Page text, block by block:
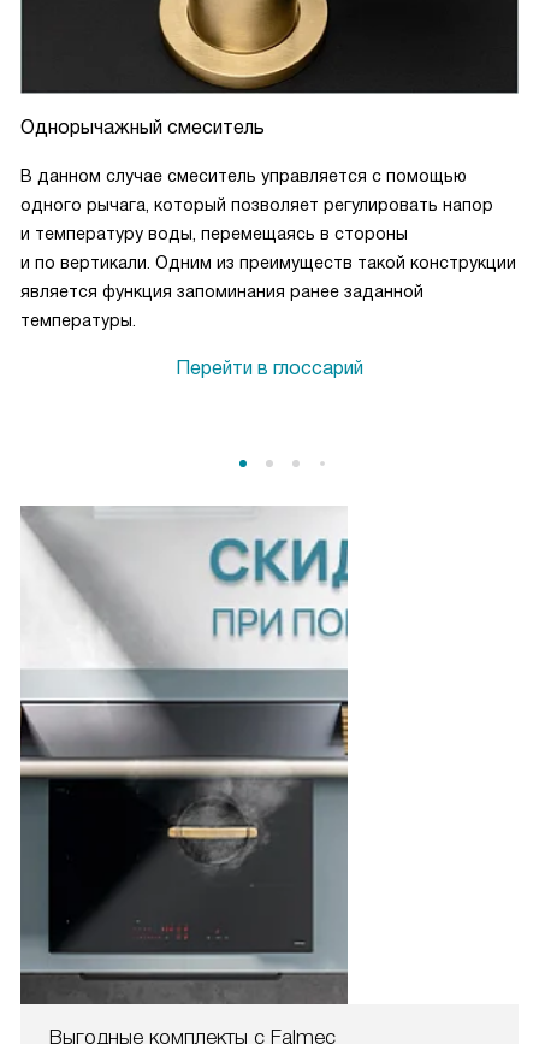
Выгодные комплекты с Falmec
Однорычажный смеситель
В данном случае смеситель управляется с помощью
одного рычага, который позволяет регулировать напор
и температуру воды, перемещаясь в стороны
и по вертикали. Одним из преимуществ такой конструкции
является функция запоминания ранее заданной
температуры.
Перейти в глоссарий